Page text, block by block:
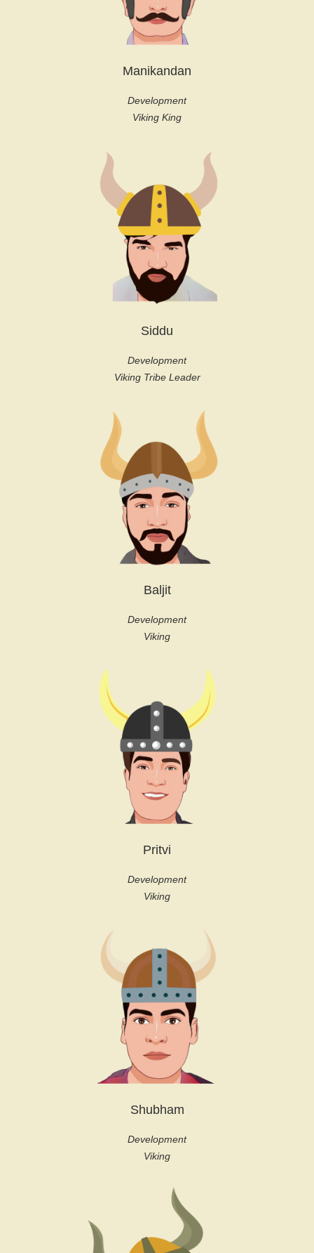
Manikandan
Development
Viking King
Siddu
Development
Viking Tribe Leader
Baljit
Development
Viking
Pritvi
Development
Viking
Shubham
Development
Viking